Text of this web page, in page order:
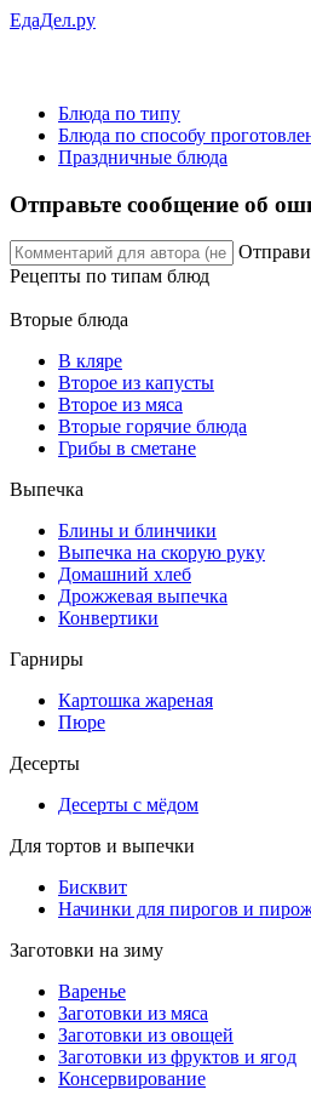
ЕдаДел.ру
Блюда по типу
Блюда по способу
Праздничные блюда
Отправьте сообщение об
Рецепты по типам блюд
Вторые блюда
В кляре
Второе из капусты
Второе из мяса
Вторые горячие блюда
Грибы в сметане
Выпечка
Блины и блинчики
Выпечка на скорую руку
Домашний хлеб
Дрожжевая выпечка
Конвертики
Гарниры
Картошка жареная
Пюре
Десерты
Десерты с мёдом
Для тортов и выпечки
Бисквит
Начинки для пирогов и
Заготовки на зиму
Варенье
Заготовки из мяса
Заготовки из овощей
Заготовки из фруктов и ягод
Консервирование